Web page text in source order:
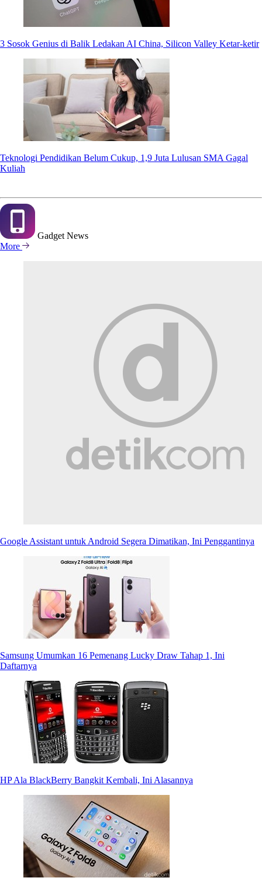
3 Sosok Genius di Balik Ledakan AI China, Silicon Valley Ketar-ketir
Teknologi Pendidikan Belum Cukup, 1,9 Juta Lulusan SMA Gagal
Kuliah
Gadget News
More
Google Assistant untuk Android Segera Dimatikan, Ini Penggantinya
Samsung Umumkan 16 Pemenang Lucky Draw Tahap 1, Ini
Daftarnya
HP Ala BlackBerry Bangkit Kembali, Ini Alasannya